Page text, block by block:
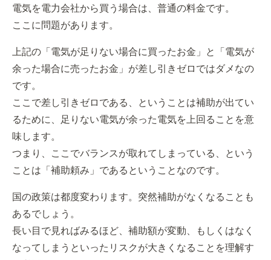
電気を電力会社から買う場合は、普通の料金です。
ここに問題があります。
上記の「電気が足りない場合に買ったお金」と「電気が
余った場合に売ったお金」が差し引きゼロではダメなの
です。
ここで差し引きゼロである、ということは補助が出てい
るために、足りない電気が余った電気を上回ることを意
味します。
つまり、ここでバランスが取れてしまっている、という
ことは「補助頼み」であるということなのです。
国の政策は都度変わります。突然補助がなくなることも
あるでしょう。
長い目で見ればみるほど、補助額が変動、もしくはなく
なってしまうといったリスクが大きくなることを理解す